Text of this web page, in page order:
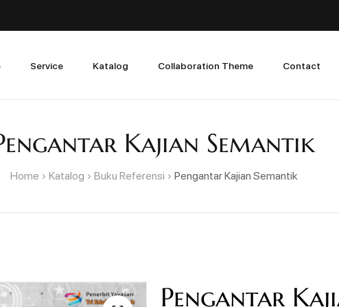
Service Katalog Collaboration Theme Contact
Kajian Semantik
Home Katalog Buku Referensi Pengantar Kajian Semantik
Pengantar